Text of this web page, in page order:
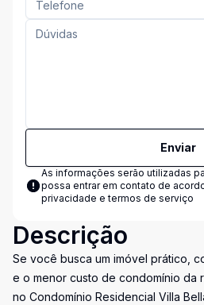
Enviar
As informações serão utilizadas
possa entrar em contato de
privacidade e termos de serviço
Descrição
Se você busca um imóvel prático,
e o menor custo de condomínio da
no Condomínio Residencial Villa